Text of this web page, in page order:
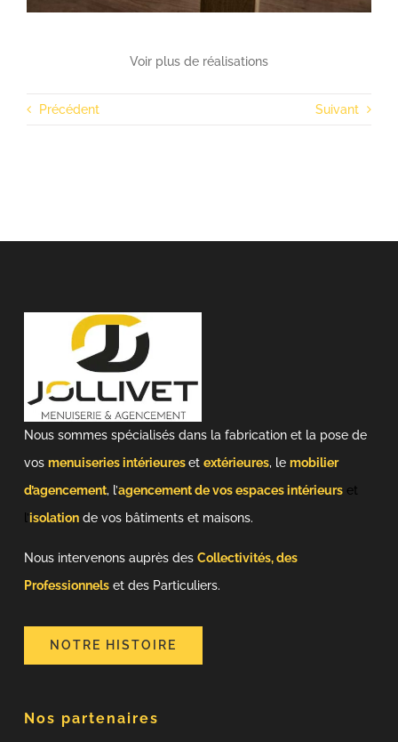
Voir plus de réalisations
Précédent Suivant
Nous sommes spécialisés dans la fabrication et la pose de
vos menuiseries intérieureset extérieures, le mobilier
d’agencement, l’agencement de vos espaces intérieurset
l’isolationde vos bâtiments et maisons.
Nous intervenons auprès des Collectivités, des
Professionnelset des Particuliers.
NOTRE HISTOIRE
Nos partenaires